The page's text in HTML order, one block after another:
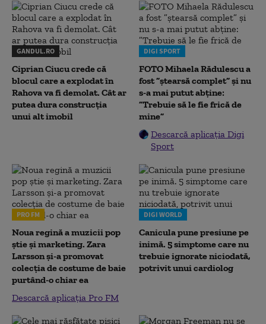
GANDUL.RO
Ciprian Ciucu crede că
blocul care a explodat în
Rahova va fi demolat. Cât ar
putea dura construcția
unui alt imobil
DIGI SPORT
FOTO Mihaela Rădulescu a
fost ”ștearsă complet” și nu
s-a mai putut abține:
”Trebuie să le fie frică de
mine”
Descarcă aplicația Digi
Sport
PRO FM
Noua regină a muzicii pop
știe și marketing. Zara
Larsson și-a promovat
colecția de costume de baie
purtând-o chiar ea
Descarcă aplicația Pro FM
DIGI WORLD
Canicula pune presiune pe
inimă. 5 simptome care nu
trebuie ignorate niciodată,
potrivit unui cardiolog